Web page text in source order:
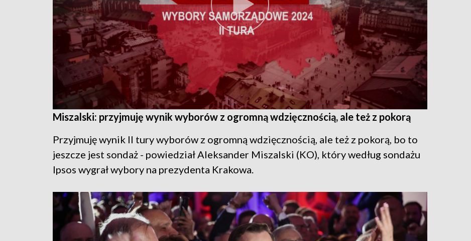
Miszalski: przyjmuję wynik wyborów z ogromną wdzięcznością, ale też z pokorą
Przyjmuję wynik II tury wyborów z ogromną wdzięcznością, ale też z pokorą, bo to
jeszcze jest sondaż - powiedział Aleksander Miszalski (KO), który według sondażu
Ipsos wygrał wybory na prezydenta Krakowa.